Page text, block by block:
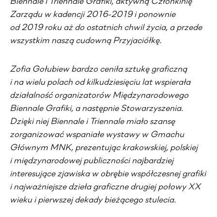
Zarządu w kadencji 2016-2019 i ponownie
od 2019 roku aż do ostatnich chwil życia, a przede
wszystkim naszą cudowną Przyjaciółkę.
Zofia Gołubiew bardzo ceniła sztukę graficzną
i na wielu polach od kilkudziesięciu lat wspierała
działalność organizatorów Międzynarodowego
Biennale Grafiki, a następnie Stowarzyszenia.
Dzięki niej Biennale i Triennale miało szansę
zorganizować wspaniałe wystawy w Gmachu
Głównym MNK, prezentując krakowskiej, polskiej
i międzynarodowej publiczności najbardziej
interesujące zjawiska w obrębie współczesnej grafiki
i najważniejsze dzieła graficzne drugiej połowy XX
wieku i pierwszej dekady bieżącego stulecia.